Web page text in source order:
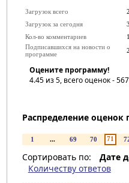
Загрузок всего
Загрузок за сегодня
Кол-во комментариев
Подписавшихся на новости о
программе
Оцените программу!
4.45из 5, всего оценок -
Распределение
1 ... 69 70 71
Сортировать по: Дате
Количеству ответов